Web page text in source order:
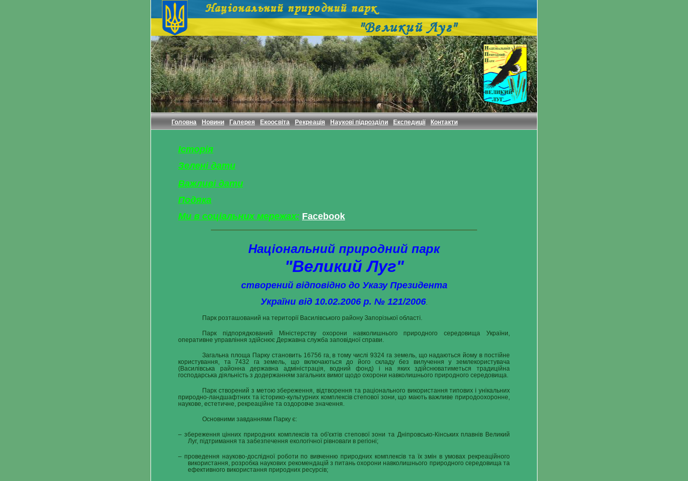
Головна Новини Галерея Екоосвіта Рекреація Наукові підрозділи Експедиції Контакти
Історія
Зелені дати
Важливі дати
Подяка
Ми в соціальних мережах: Facebook
Національний природний парк
"Великий Луг"
створений відповідно до Указу Президента
України від 10.02.2006 р. № 121/2006.
Парк розташований на території Василівського району Запорізької області.
Парк підпорядкований Міністерству охорони навколишнього природного середовища України,
оперативне управління здійснює Державна служба заповідної справи.
Загальна площа Парку становить 16756 га, в тому числі 9324 га земель, що надаються йому в постійне
користування, та 7432 га земель, що включаються до його складу без вилучення у землекористувача
(Василівська районна державна адміністрація, водний фонд) і на яких здійснюватиметься традиційна
господарська діяльність з додержанням загальних вимог щодо охорони навколишнього природного середовища.
Парк створений з метою збереження, відтворення та раціонального використання типових і унікальних
природно-ландшафтних та історико-культурних комплексів степової зони, що мають важливе природоохоронне,
наукове, естетичне, рекреаційне та оздоровче значення.
Основними завданнями Парку є:
– збереження цінних природних комплексів та об'єктів степової зони та Дніпровсько-Кінських плавнів Великий
Луг, підтримання та забезпечення екологічної рівноваги в регіоні;
– проведення науково-дослідної роботи по вивченню природних комплексів та їх змін в умовах рекреаційного
використання, розробка наукових рекомендацій з питань охорони навколишнього природного середовища та
ефективного використання природних ресурсів;